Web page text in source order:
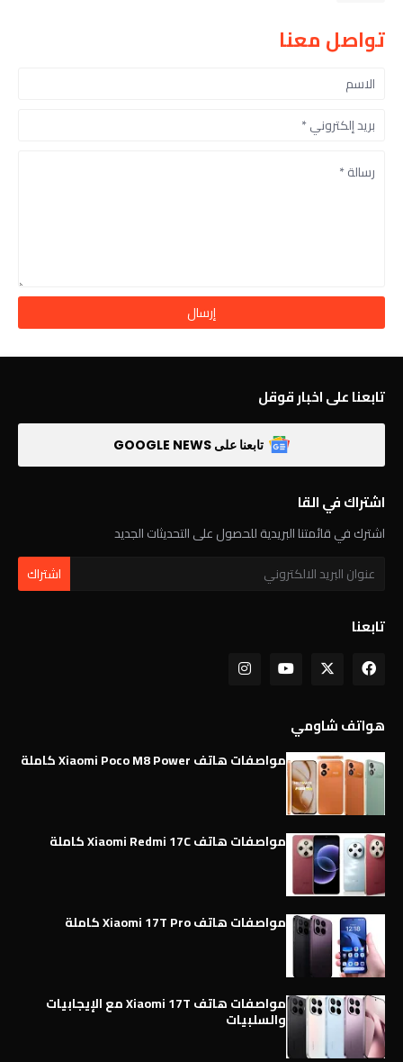
تواصل معنا
تابعنا على اخبار قوقل
تابعنا على GOOGLE NEWS
اشتراك في القا
اشترك في قائمتنا البريدية للحصول على التحديثات الجديد
تابعنا
هواتف شاومي
مواصفات هاتف Xiaomi Poco M8 Power كاملة
مواصفات هاتف Xiaomi Redmi 17C كاملة
مواصفات هاتف Xiaomi 17T Pro كاملة
مواصفات هاتف Xiaomi 17T مع الإيجابيات
والسلبيات